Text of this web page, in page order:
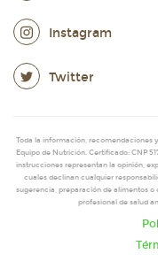
Instagram
Twitter
Toda la información, recomendaciones
Equipo de Nutrición. Certificado: CNP
instrucciones representan la opinión,
cuales declinan cualquier
sugerencia, preparación de alimentos o
profesional de salud